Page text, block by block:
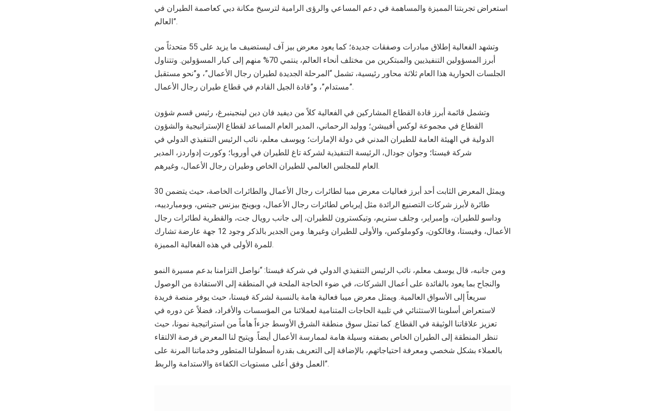
استعراض تجربتنا المميزة والمساهمة في دعم المساعي والرؤى الرامية لترسيخ مكانة دبي كعاصمة الطيران في
العالم”.
وتشهد الفعالية إطلاق مبادرات وصفقات جديدة؛ كما يعود معرض بيز آف ليستضيف ما يزيد على 55 متحدثاً من
أبرز المسؤولين التنفيذيين والمبتكرين من مختلف أنحاء العالم، ينتمي 70% منهم إلى كبار المسؤولين. وتتناول
الجلسات الحوارية هذا العام ثلاثة محاور رئيسية، تشمل “المرحلة الجديدة لطيران رجال الأعمال”، و”نحو مستقبل
مستدام”، و”قادة الجيل القادم في قطاع طيران رجال الأعمال”.
وتشمل قائمة أبرز قادة القطاع المشاركين في الفعالية كلاً من ديفيد فان دين لينجينبرغ، رئيس قسم شؤون
القطاع في مجموعة لوكس أفييشن؛ ووليد الرحماني، المدير العام المساعد لقطاع الإستراتيجية والشؤون
الدولية في الهيئة العامة للطيران المدني في دولة الإمارات؛ ويوسف معلم، نائب الرئيس التنفيذي الدولي في
شركة فيستا؛ وجوان جودال، الرئيسة التنفيذية لشركة تاغ للطيران في أوروبا؛ وكورت إدواردز، المدير
العام للمجلس العالمي للطيران الخاص وطيران رجال الأعمال، وغيرهم.
ويمثل المعرض الثابت أحد أبرز فعاليات معرض ميبا لطائرات رجال الأعمال والطائرات الخاصة، حيث يتضمن 30
طائرة لأبرز شركات التصنيع الرائدة مثل إيرباص لطائرات رجال الأعمال، وبوينج بيزنس جيتس، وبومباردييه،
وداسو للطيران، وإمبراير، وجلف ستريم، وتيكسترون للطيران، إلى جانب رويال جت، والقطرية لطائرات رجال
الأعمال، وفيستا، وفالكون، وكوملوكس، والأولى للطيران وغيرها. ومن الجدير بالذكر وجود 12 جهة عارضة تشارك
للمرة الأولى في هذه الفعالية المميزة.
ومن جانبه، قال يوسف معلم، نائب الرئيس التنفيذي الدولي في شركة فيستا: “نواصل التزامنا بدعم مسيرة النمو
والنجاح بما يعود بالفائدة على أعمال الشركات، في ضوء الحاجة الملحة في المنطقة إلى الاستفادة من الوصول
سريعاً إلى الأسواق العالمية. ويمثل معرض ميبا فعالية هامة بالنسبة لشركة فيستا، حيث يوفر منصة فريدة
لاستعراض أسلوبنا الاستثنائي في تلبية الحاجات المتنامية لعملائنا من المؤسسات والأفراد، فضلاً عن دوره في
تعزيز علاقاتنا الوثيقة في القطاع. كما تمثل سوق منطقة الشرق الأوسط جزءاً هاماً من استراتيجية نمونا، حيث
تنظر المنطقة إلى الطيران الخاص بصفته وسيلة هامة لممارسة الأعمال أيضاً. ويتيح لنا المعرض فرصة الالتقاء
بالعملاء بشكل شخصي ومعرفة احتياجاتهم، بالإضافة إلى التعريف بقدرة أسطولنا المتطور وخدماتنا المرنة على
العمل وفق أعلى مستويات الكفاءة والاستدامة والربط”.